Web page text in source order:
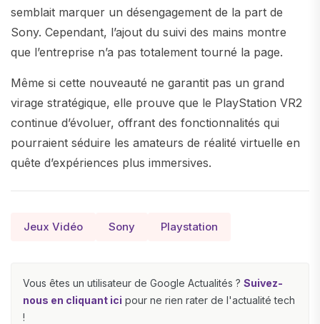
semblait marquer un désengagement de la part de
Sony. Cependant, l’ajout du suivi des mains montre
que l’entreprise n’a pas totalement tourné la page.
Même si cette nouveauté ne garantit pas un grand
virage stratégique, elle prouve que le PlayStation VR2
continue d’évoluer, offrant des fonctionnalités qui
pourraient séduire les amateurs de réalité virtuelle en
quête d’expériences plus immersives.
Jeux Vidéo Sony Playstation
Vous êtes un utilisateur de Google Actualités ? Suivez-
nous en cliquant ici pour ne rien rater de l'actualité tech
!